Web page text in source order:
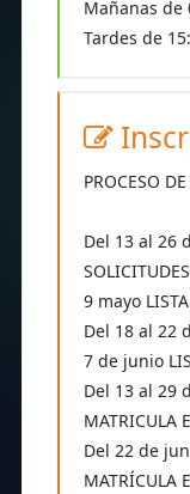
Mañanas de
Tardes de
PROCESO
Del 13 al 26
SOLICITUDES
9 mayo
Del 18 al 22
7 de junio
Del 13 al 29
MATRICULA
Del 22 de
MATRÍCULA